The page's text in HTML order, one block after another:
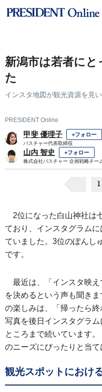
新潟市は若者に
た
インスタ地図が観光資源を見
PRESIDENT Online
甲斐 優理子 +フォロー
パスチャー代表取締役
山内 智史 +フォロー
株式会社パスチャー 企画戦略チー
1
2位になった白山神社は
ており、インスタグラム
ていました。3位のぽんし
です。
最近は、「インスタ映
を決めるという声も聞き
の楽しみは、「帰ったら
写真を後日インスタグラ
ところまで続いています
のニーズにぴったりと当て
観光スポットにおけ